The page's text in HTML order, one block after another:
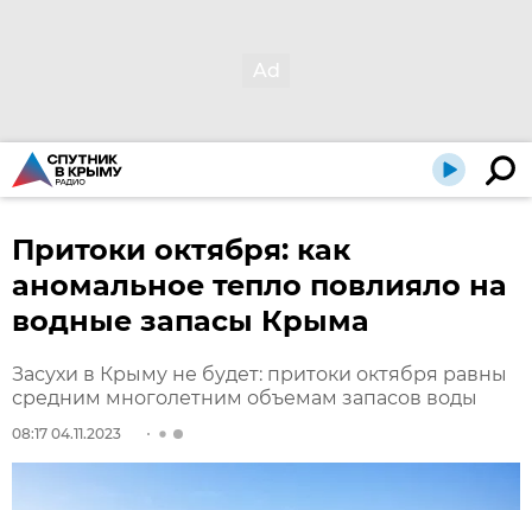
Притоки октября: как
аномальное тепло повлияло на
водные запасы Крыма
Засухи в Крыму не будет: притоки октября равны
средним многолетним объемам запасов воды
08:17 04.11.2023